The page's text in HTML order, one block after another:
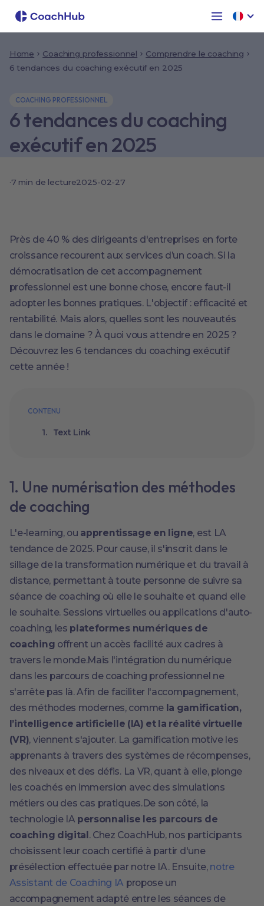
Home Coaching professionnel
Comprendre le coaching
6 tendances du coaching exécutif en 2025
COACHING PROFESSIONNEL
6 tendances du coaching
exécutif en 2025
·7 min de lecture2025-02-27
Près de 40 % des dirigeants d'entreprises en forte
croissance recourent aux services d’un coach. Si la
démocratisation de cet accompagnement
professionnel est une bonne chose, encore faut-il
adopter les bonnes pratiques. L'objectif : efficacité et
rentabilité. Mais alors, quelles sont les nouveautés
dans le domaine ? À quoi vous attendre en 2025 ?
Découvrez les 6 tendances du coaching exécutif
cette année !
CONTENU
Text Link
1. Une numérisation des méthodes
de coaching
L'e-learning, ou apprentissage en ligne, est LA
tendance de 2025. Pour cause, il s'inscrit dans le
sillage de la transformation numérique et du travail à
distance, permettant à toute personne de suivre sa
séance de coaching où elle le souhaite et quand elle
le souhaite. Sessions virtuelles ou applications d'auto-
coaching, les plateformes numériques de
coaching offrent un accès facilité aux cadres à
travers le monde.Mais l'intégration du numérique
dans les parcours de coaching professionnel ne
s'arrête pas là. Afin de faciliter l'accompagnement,
des méthodes modernes, comme la gamification,
l’intelligence artificielle (IA) et la réalité virtuelle
(VR), viennent s'ajouter. La gamification motive les
apprenants à travers des systèmes de récompenses,
des niveaux et des défis. La VR, quant à elle, plonge
les coachés en immersion avec des simulations
métiers ou des cas pratiques.De son côté, la
technologie IA personnalise les parcours de
coaching digital . Chez CoachHub, nos participants
choisissent leur coach certifié à partir d'une
présélection effectuée par notre IA. Ensuite, notre
Assistant de Coaching IA propose un
accompagnement adapté entre les séances de